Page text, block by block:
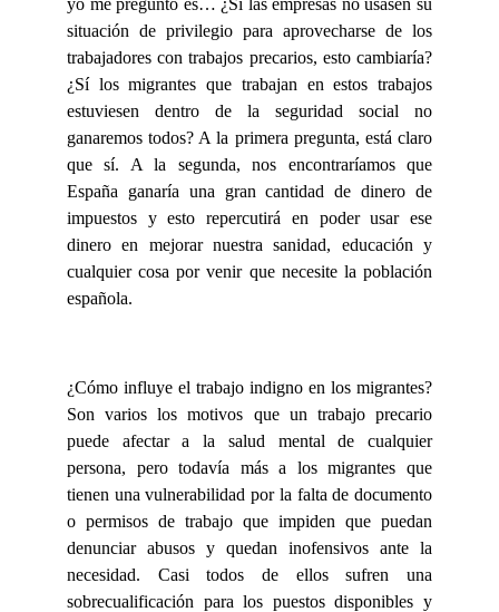
yo me preguntó es… ¿Sí las empresas no usasen su
situación de privilegio para aprovecharse de los
trabajadores con trabajos precarios, esto cambiaría?
¿Sí los migrantes que trabajan en estos trabajos
estuviesen dentro de la seguridad social no
ganaremos todos? A la primera pregunta, está claro
que sí. A la segunda, nos encontraríamos que
España ganaría una gran cantidad de dinero de
impuestos y esto repercutirá en poder usar ese
dinero en mejorar nuestra sanidad, educación y
cualquier cosa por venir que necesite la población
española.
¿Cómo influye el trabajo indigno en los migrantes?
Son varios los motivos que un trabajo precario
puede afectar a la salud mental de cualquier
persona, pero todavía más a los migrantes que
tienen una vulnerabilidad por la falta de documento
o permisos de trabajo que impiden que puedan
denunciar abusos y quedan inofensivos ante la
necesidad. Casi todos de ellos sufren una
sobrecualificación para los puestos disponibles y